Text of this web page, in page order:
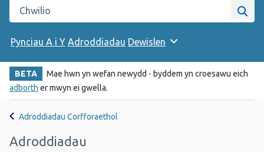
Chwilio gwefan Iechyd Cyhoeddus Cymru
Pynciau A i Y Adroddiadau Dewislen
BETA
Mae hwn yn wefan newydd - byddem yn croesawu eich
adborth er mwyn ei gwella.
Adroddiadau Corfforaethol
Adroddiadau